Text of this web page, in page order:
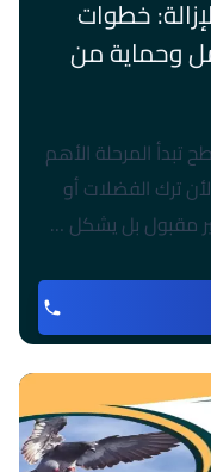
خطوات
وحماية من
تبدأ المرحلة الأهم
ترك الفضلات أو
مقبول بل يشكل …